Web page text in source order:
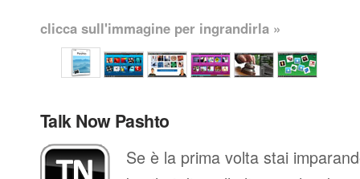
clicca sull'immagine per ingrandirla »
Talk Now Pashto
Se è la prima volta stai